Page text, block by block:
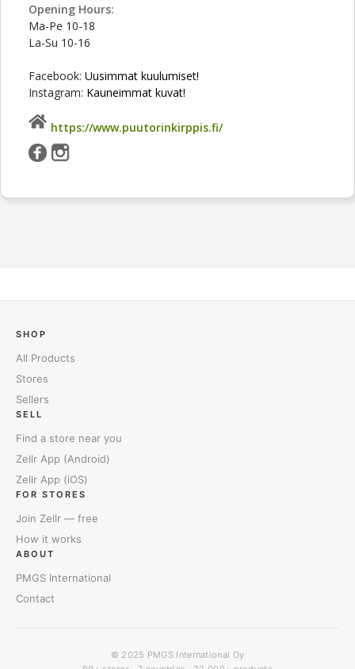
Opening Hours:
Ma-Pe 10-18
La-Su 10-16
Facebook: Uusimmat kuulumiset!
Instagram: Kauneimmat kuvat!
https://www.puutorinkirppis.fi/
SHOP
All Products
Stores
Sellers
SELL
Find a store near you
Zellr App (Android)
Zellr App (iOS)
FOR STORES
Join Zellr — free
How it works
ABOUT
PMGS International
Contact
© 2025 PMGS International Oy